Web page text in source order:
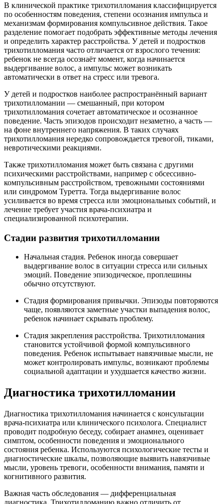
В клинической практике трихотилломания классифицируется
по особенностям поведения, степени осознания импульса и
механизмам формирования компульсивное действия. Такое
разделение помогает подобрать эффективные методы лечения
и определить характер расстройства. У детей и подростков
трихотилломания часто отличается от взрослого течения:
ребенок не всегда осознаёт момент, когда начинается
выдергивание волос, а импульс может возникать
автоматически в ответ на стресс или тревога.
У детей и подростков наиболее распространённый вариант
трихотилломании — смешанный, при котором
трихотилломания сочетает автоматическое и осознанное
поведение. Часть эпизодов происходит незаметно, а часть —
на фоне внутреннего напряжения. В таких случаях
трихотилломания нередко сопровождается тревогой, тиками,
невротическими реакциями.
Также трихотилломания может быть связана с другими
психическими расстройствами, например с обсессивно-
компульсивным расстройством, тревожными состояниями
или синдромом Туретта. Тогда выдергивание волос
усиливается во время стресса или эмоциональных событий, и
лечение требует участия врача-психиатра и
специализированной психотерапии.
Стадии развития трихотилломании
Начальная стадия. Ребенок иногда совершает
выдергивание волос в ситуации стресса или сильных
эмоций. Поведение эпизодическое, проплешины
обычно отсутствуют.
Стадия формирования привычки. Эпизоды повторяются
чаще, появляются заметные участки выпадения волос,
ребенок начинает скрывать проблему.
Стадия закрепления расстройства. Трихотилломания
становится устойчивой формой компульсивного
поведения. Ребенок испытывает навязчивые мысли, не
может контролировать импульс, возникают проблемы
социальной адаптации и ухудшается качество жизни.
Диагностика трихотилломании
Диагностика трихотилломания начинается с консультации
врача-психиатра или клинического психолога. Специалист
проводит подробную беседу, собирает анамнез, оценивает
симптом, особенности поведения и эмоционального
состояния ребенка. Используются психологические тесты и
диагностические шкалы, позволяющие выявить навязчивые
мысли, уровень тревоги, особенности внимания, памяти и
когнитивного развития.
Важная часть обследования — дифференциальная